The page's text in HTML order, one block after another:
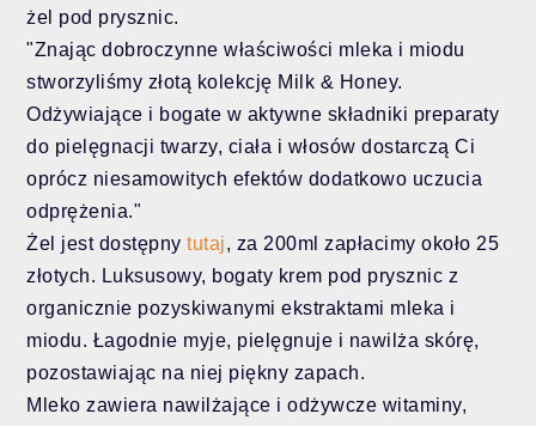
żel pod prysznic.
"Znając dobroczynne właściwości mleka i miodu
stworzyliśmy złotą kolekcję Milk & Honey.
Odżywiające i bogate w aktywne składniki preparaty
do pielęgnacji twarzy, ciała i włosów dostarczą Ci
oprócz niesamowitych efektów dodatkowo uczucia
odprężenia."
Żel jest dostępnytutaj, za 200ml zapłacimy około 25
złotych. Luksusowy, bogaty krem pod prysznic z
organicznie pozyskiwanymi ekstraktami mleka i
miodu. Łagodnie myje, pielęgnuje i nawilża skórę,
pozostawiając na niej piękny zapach.
Mleko zawiera nawilżające i odżywcze witaminy,